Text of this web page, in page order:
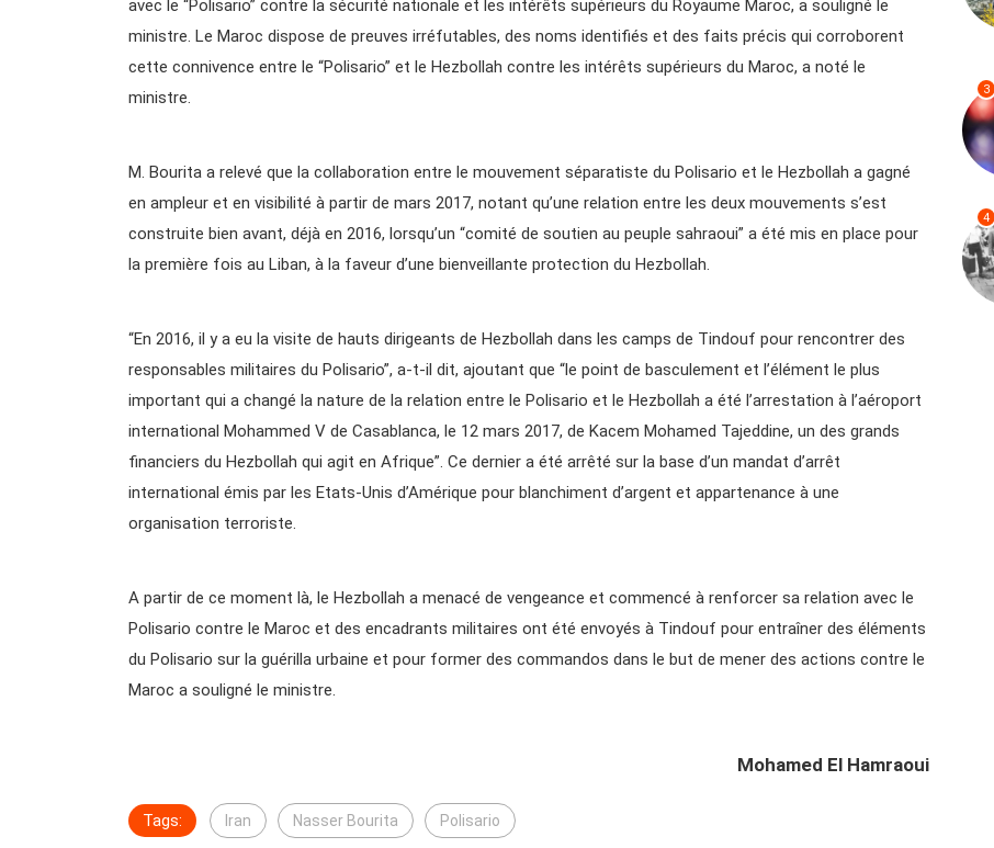
avec le “Polisario” contre la sécurité nationale et les intérêts supérieurs du Royaume Maroc, a souligné le
ministre. Le Maroc dispose de preuves irréfutables, des noms identifiés et des faits précis qui corroborent
cette connivence entre le “Polisario” et le Hezbollah contre les intérêts supérieurs du Maroc, a noté le
ministre.
M. Bourita a relevé que la collaboration entre le mouvement séparatiste du Polisario et le Hezbollah a gagné
en ampleur et en visibilité à partir de mars 2017, notant qu’une relation entre les deux mouvements s’est
construite bien avant, déjà en 2016, lorsqu’un “comité de soutien au peuple sahraoui” a été mis en place pour
la première fois au Liban, à la faveur d’une bienveillante protection du Hezbollah.
“En 2016, il y a eu la visite de hauts dirigeants de Hezbollah dans les camps de Tindouf pour rencontrer des
responsables militaires du Polisario”, a-t-il dit, ajoutant que “le point de basculement et l’élément le plus
important qui a changé la nature de la relation entre le Polisario et le Hezbollah a été l’arrestation à l’aéroport
international Mohammed V de Casablanca, le 12 mars 2017, de Kacem Mohamed Tajeddine, un des grands
financiers du Hezbollah qui agit en Afrique”. Ce dernier a été arrêté sur la base d’un mandat d’arrêt
international émis par les Etats-Unis d’Amérique pour blanchiment d’argent et appartenance à une
organisation terroriste.
A partir de ce moment là, le Hezbollah a menacé de vengeance et commencé à renforcer sa relation avec le
Polisario contre le Maroc et des encadrants militaires ont été envoyés à Tindouf pour entraîner des éléments
du Polisario sur la guérilla urbaine et pour former des commandos dans le but de mener des actions contre le
Maroc a souligné le ministre.
Mohamed El Hamraoui
Tags: Iran Nasser Bourita Polisario
3
4